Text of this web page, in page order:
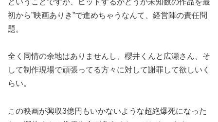
初から”映画ありき”で進めちゃうなんて、経営陣の責任問
題。
全く同情の余地はありませんし、櫻井くんと広瀬さん、そ
して制作現場で頑張ってる方々に対して謝罪して欲しいく
らい。
この映画が興収3億円もいかないような超絶爆死になった